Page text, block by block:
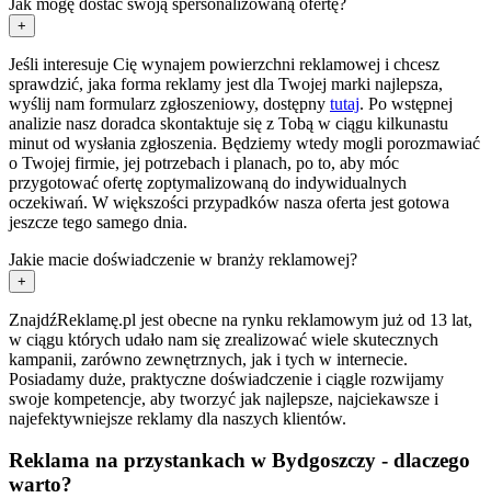
+
Jeśli interesuje Cię wynajem powierzchni reklamowej i chcesz
sprawdzić, jaka forma reklamy jest dla Twojej marki najlepsza,
wyślij nam formularz zgłoszeniowy, dostępny tutaj. Po wstępnej
analizie nasz doradca skontaktuje się z Tobą w ciągu kilkunastu
minut od wysłania zgłoszenia. Będziemy wtedy mogli porozmawiać
o Twojej firmie, jej potrzebach i planach, po to, aby móc
przygotować ofertę zoptymalizowaną do indywidualnych
oczekiwań. W większości przypadków nasza oferta jest gotowa
jeszcze tego samego dnia.
Jakie macie doświadczenie w branży reklamowej?
+
ZnajdźReklamę.pl jest obecne na rynku reklamowym już od 13 lat,
w ciągu których udało nam się zrealizować wiele skutecznych
kampanii, zarówno zewnętrznych, jak i tych w internecie.
Posiadamy duże, praktyczne doświadczenie i ciągle rozwijamy
swoje kompetencje, aby tworzyć jak najlepsze, najciekawsze i
najefektywniejsze reklamy dla naszych klientów.
Reklama na przystankach w Bydgoszczy - dlaczego
warto?